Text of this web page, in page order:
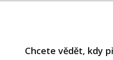
Chcete vědět, kdy